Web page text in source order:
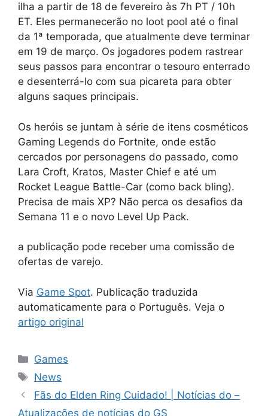
ilha a partir de 18 de fevereiro às 7h PT / 10h
ET. Eles permanecerão no loot pool até o final
da 1ª temporada, que atualmente deve terminar
em 19 de março. Os jogadores podem rastrear
seus passos para encontrar o tesouro enterrado
e desenterrá-lo com sua picareta para obter
alguns saques principais.
Os heróis se juntam à série de itens cosméticos
Gaming Legends do Fortnite, onde estão
cercados por personagens do passado, como
Lara Croft, Kratos, Master Chief e até um
Rocket League Battle-Car (como back bling).
Precisa de mais XP? Não perca os desafios da
Semana 11 e o novo Level Up Pack.
a publicação pode receber uma comissão de
ofertas de varejo.
Via Game Spot. Publicação traduzida
automaticamente para o Português. Veja o
artigo original
Categorias
Games
Tags
News
Fãs do Elden Ring Cuidado! | Notícias do –
Atualizações de notícias do GS